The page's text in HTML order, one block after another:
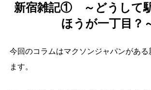
新宿雑記① ～どうして
ほうが一丁目？
今回のコラムはマクソンジャパンがある
ます。